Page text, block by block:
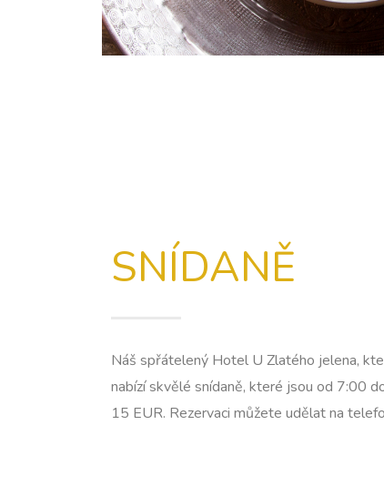
SNÍDANĚ
Náš spřátelený Hotel U Zlatého jelena,
nabízí skvělé snídaně, které jsou od 7:00
15 EUR. Rezervaci můžete udělatna